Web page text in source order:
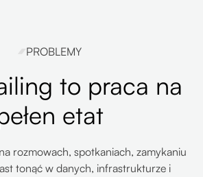
PROBLEMY
to praca na
etat
rozmowach, spotkaniach, zamykaniu
tonąć w danych, infrastrukturze i